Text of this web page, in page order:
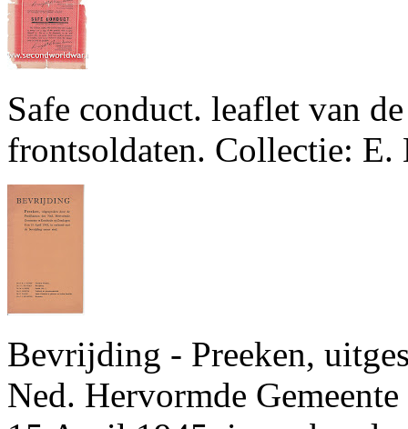
Safe conduct. leaflet van
frontsoldaten. Collectie:
Bevrijding - Preeken,
Ned. Hervormde